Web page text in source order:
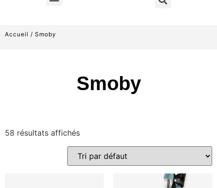
Accueil / Smoby
Smoby
58 résultats affichés